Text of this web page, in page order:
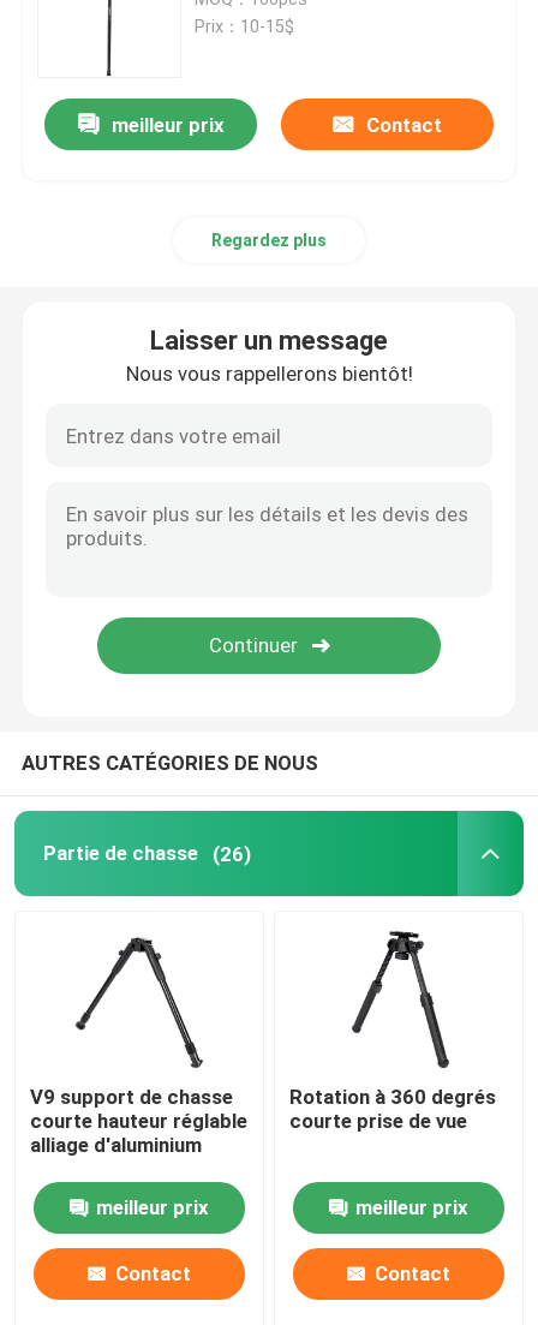
Bâton de chasse
Chasse du trépied
Bâton de déclencheur
Un trépied de tir
Le poste de tir
Chasse du fusil Bipod
Chasse des accessoires
support de caméra
Montage du télescope
Paramètre de portée
parenthèse accrochante
Parenthèse multifonctionnelle
Support portatif
Prix：10-15$
meilleur prix Contact
Regardez plus
Laisser un message
Nous vous rappellerons bientôt!
AUTRES CATÉGORIES DE NOUS
Partie de chasse (26)
V9 support de chasse
courte hauteur réglable
alliage d'aluminium
meilleur prix
Contact
Rotation à 360 degrés
courte prise de vue
meilleur prix
Contact